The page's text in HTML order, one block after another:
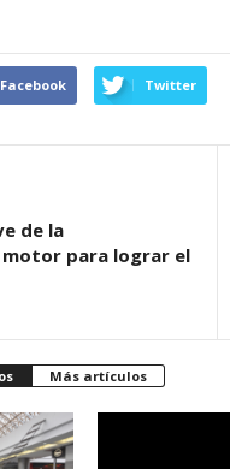
Facebook Twitter
de la
motor para lograr el
Más artículos